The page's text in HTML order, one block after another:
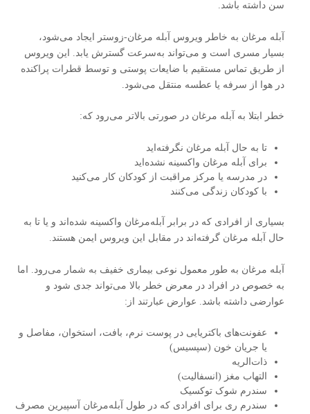
سن داشته باشد.
آبله‌ مرغان به خاطر ویروس آبله‌ مرغان-زوستر ایجاد می‌شود،
بسیار مسری است و می‌تواند به‌سرعت گسترش یابد. این ویروس
از طریق تماس مستقیم با ضایعات پوستی و توسط قطرات پراکنده
در هوا از سرفه یا عطسه منتقل می‌شود.
خطر ابتلا به آبله‌ مرغان در صورتی بالاتر می‌رود که:
تا به حال آبله‌ مرغان نگرفته‌اید
برای آبله‌ مرغان واکسینه نشده‌اید
در مدرسه یا مرکز مراقبت از کودکان کار می‌کنید
با کودکان زندگی می‌کنند
بسیاری از افرادی که در برابر آبله‌مرغان واکسینه شده‌اند و یا تا به
حال آبله‌ مرغان گرفته‌اند در مقابل این ویروس ایمن هستند.
آبله‌ مرغان به طور معمول نوعی بیماری خفیف به شمار می‌رود. اما
به خصوص در افراد در معرض خطر بالا می‌تواند جدی شود و
عوارضی داشته باشد. عوارض عبارتند از:
عفونت‌های باکتریایی در پوست نرم، بافت، استخوان، مفاصل و
یا جریان خون (سپسیس)
ذات‌الریه
التهاب مغز (انسفالیت)
سندرم شوک توکسیک
سندرم ری برای افرادی که در طول آبله‌مرغان آسپیرین مصرف